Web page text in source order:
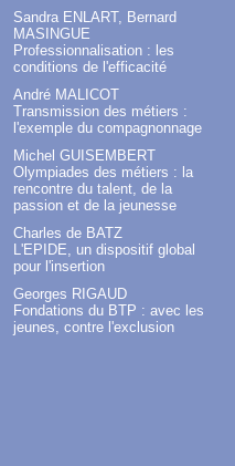
Sandra ENLART, Bernard
MASINGUE
Professionnalisation : les
conditions de l'efficacité
André MALICOT
Transmission des métiers :
l'exemple du compagnonnage
Michel GUISEMBERT
Olympiades des métiers : la
rencontre du talent, de la
passion et de la jeunesse
Charles de BATZ
L'EPIDE, un dispositif global
pour l'insertion
Georges RIGAUD
Fondations du BTP : avec les
jeunes, contre l'exclusion